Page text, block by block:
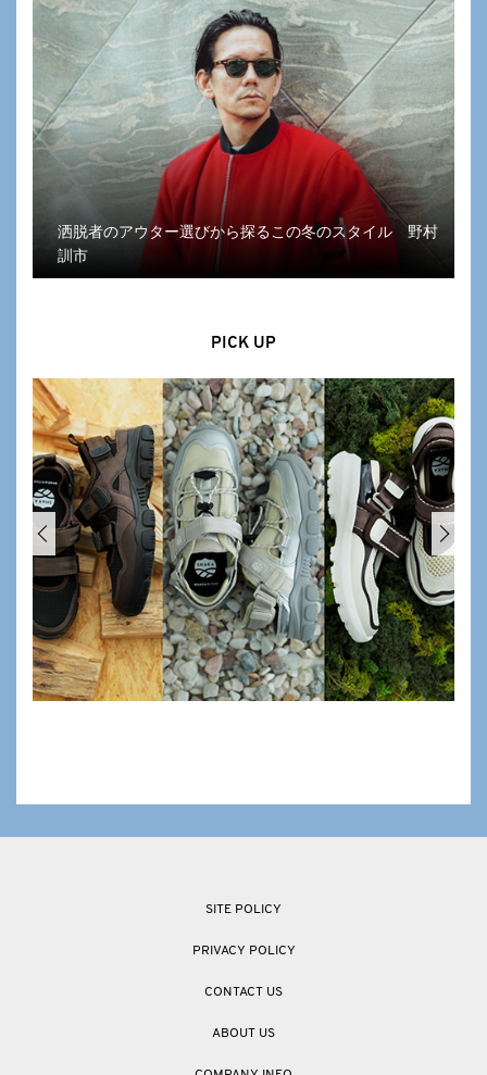
洒脱者のアウター選びから探るこの冬のスタイル 野村
訓市
PICK UP
SITE POLICY
PRIVACY POLICY
CONTACT US
ABOUT US